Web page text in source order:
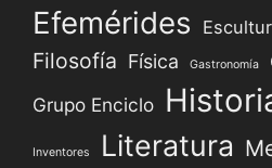
Efemérides
Filosofía Física Gastronomía
Grupo Enciclo
Inventores Literatura